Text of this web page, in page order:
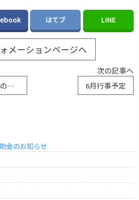
はてブ LINE
メーションページへ
第１回あさマルシェのご案内
次の記事へ
6月行事予定
金のお知らせ